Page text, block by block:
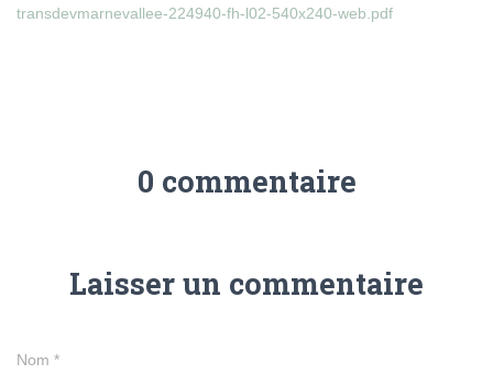
transdevmarnevallee-224940-fh-l02-540x240-web.pdf
0 commentaire
Laisser un commentaire
Nom *